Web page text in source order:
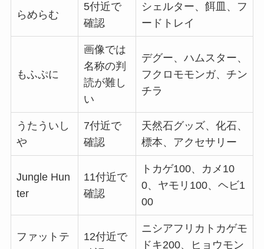
らめらむ
5付近で
確認
シェルター、餌皿、フ
ードトレイ
もふぷに
画像では
名称の判
読が難し
い
デグー、ハムスター、
フクロモモンガ、チン
チラ
うたういし
や
7付近で
確認
天然石グッズ、化石、
標本、アクセサリー
Jungle Hun
ter
11付近で
確認
トカゲ100、カメ10
0、ヤモリ100、ヘビ1
00
ファットテ
12付近で
ニシアフリカトカゲモ
ドキ200、ヒョウモン